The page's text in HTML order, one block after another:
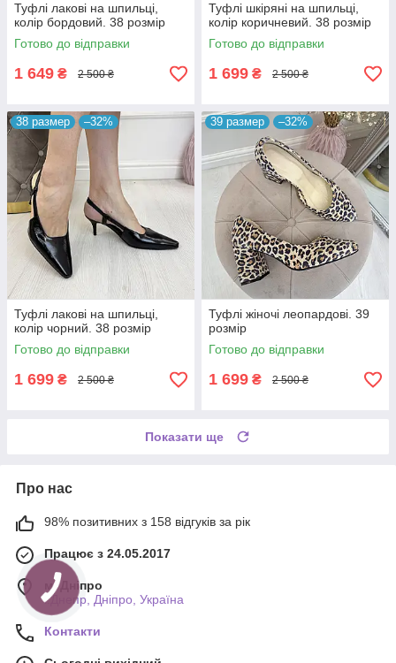
Туфлі лакові на шпильці,
колір бордовий. 38 розмір
Готово до відправки
1 649 ₴ 2 500 ₴
Туфлі шкіряні на шпильці,
колір коричневий. 38 розмір
Готово до відправки
1 699 ₴ 2 500 ₴
38 размер –32%
Туфлі лакові на шпильці,
колір чорний. 38 розмір
Готово до відправки
1 699 ₴ 2 500 ₴
39 размер –32%
Туфлі жіночі леопардові. 39
розмір
Готово до відправки
1 699 ₴ 2 500 ₴
Показати ще
Про нас
98% позитивних з 158 відгуків за рік
Працює з 24.05.2017
м. Дніпро
г.Днепр, Дніпро, Україна
Контакти